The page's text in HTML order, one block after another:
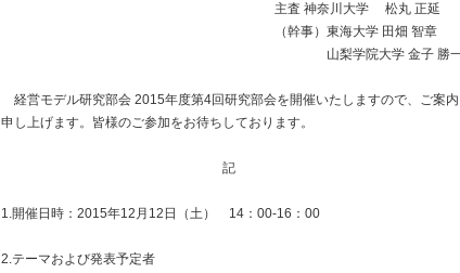
主査 神奈川大学 松丸 正延
（幹事）東海大学 田畑 智章
山梨学院大学 金子 勝
経営モデル研究部会 2015年度第4回研究部会を開催いたしますので、ご案内
申し上げます。皆様のご参加をお待ちしております。
記
1.開催日時：2015年12月12日（土） 14：00-16：00
2.テーマおよび発表予定者